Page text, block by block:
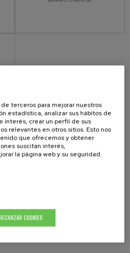
terceros para mejorar nuestros
estadística, analizar sus hábitos de
interés, crear un perfil de sus
relevantes en otros sitios. Esto nos
que ofrecemos y obtener
suscitan interés,
la página web y su seguridad.
COOKIES